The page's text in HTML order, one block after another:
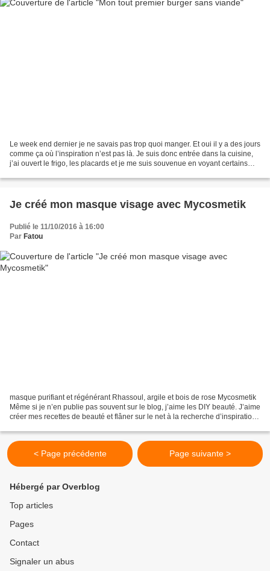
Le week end dernier je ne savais pas trop quoi manger. Et oui il y a des jours
comme ça où l’inspiration n’est pas là. Je suis donc entrée dans la cuisine,
j’ai ouvert le frigo, les placards et je me suis souvenue en voyant certains
Je créé mon masque visage avec Mycosmetik
Publié le 11/10/2016 à 16:00
Par Fatou
masque purifiant et régénérant Rhassoul, argile et bois de rose Mycosmetik
Même si je n’en publie pas souvent sur le blog, j’aime les DIY beauté. J’aime
créer mes recettes de beauté et flâner sur le net à la recherche d’inspirations
< Page précédente Page suivante >
Hébergé par Overblog
Top articles
Pages
Contact
Signaler un abus